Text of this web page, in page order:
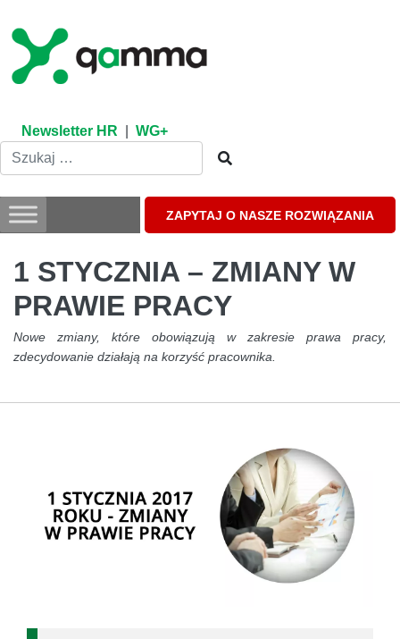
content
Newsletter HR WG+
ZAPYTAJ O NASZE ROZWIĄZANIA
1 STYCZNIA – ZMIANY W
PRAWIE PRACY
Nowe zmiany, które obowiązują w zakresie prawa pracy,
zdecydowanie działają na korzyść pracownika.